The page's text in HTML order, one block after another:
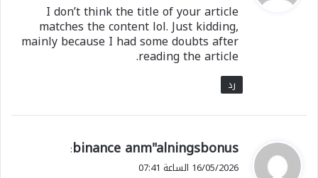
ل
I don’t think the title of your article
matches the content lol. Just kidding,
mainly because I had some doubts after
reading the article.
رد
ي
ق
binance anm"alningsbonus
:
16/05/2026 الساعة 07:41